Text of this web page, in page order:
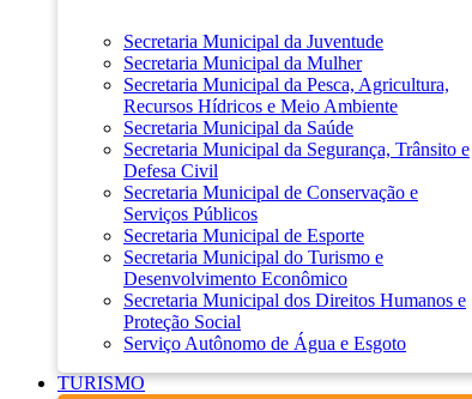
Secretaria Municipal da Juventude
Secretaria Municipal da Mulher
Secretaria Municipal da Pesca, Agricultura,
Recursos Hídricos e Meio Ambiente
Secretaria Municipal da Saúde
Secretaria Municipal da Segurança, Trânsito e
Defesa Civil
Secretaria Municipal de Conservação e
Serviços Públicos
Secretaria Municipal de Esporte
Secretaria Municipal do Turismo e
Desenvolvimento Econômico
Secretaria Municipal dos Direitos Humanos e
Proteção Social
Serviço Autônomo de Água e Esgoto
TURISMO